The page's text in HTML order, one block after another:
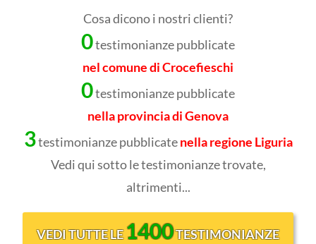
Cosa dicono i nostri clienti?
0testimonianze pubblicate
nel comune di Crocefieschi
0testimonianze pubblicate
nella provincia di Genova
3testimonianze pubblicatenella regione Liguria
Vedi qui sotto le testimonianze trovate,
altrimenti...
VEDI TUTTE LE1400TESTIMONIANZE